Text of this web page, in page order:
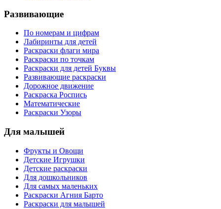
Развивающие
По номерам и цифрам
Лабиринты для детей
Раскраски флаги мира
Раскраски по точкам
Раскраски для детей Буквы
Развивающие раскраски
Дорожное движение
Раскраска Роспись
Математические
Раскраски Узоры
Для малышей
Фрукты и Овощи
Детские Игрушки
Детские раскраски
Для дошкольников
Для самых маленьких
Раскраски Агния Барто
Раскраски для малышей